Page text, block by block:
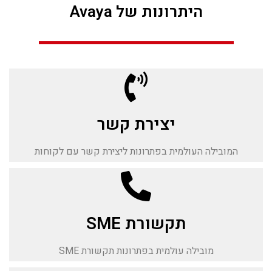
היתרונות של Avaya
יצירת קשר
המובילה העולמית בפתרונות ליצירת קשר עם לקוחות
תקשורת SME
מובילה עולמית בפתרונות תקשורת SME